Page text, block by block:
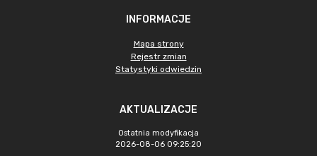
INFORMACJE
Mapa strony
Rejestr zmian
Statystyki odwiedzin
AKTUALIZACJE
Ostatnia modyfikacja
2026-08-06 09:25:20